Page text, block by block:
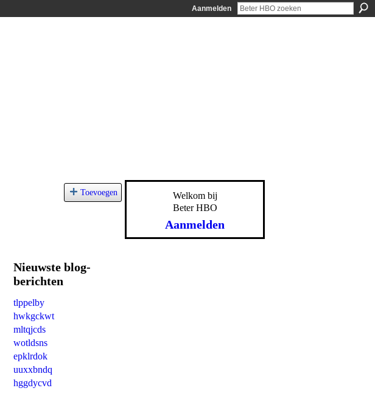
Aanmelden
Toevoegen
Nieuwste blog-
berichten
tlppelby
hwkgckwt
mltqjcds
wotldsns
epklrdok
uuxxbndq
hggdycvd
Welkom bij
Beter HBO
Aanmelden